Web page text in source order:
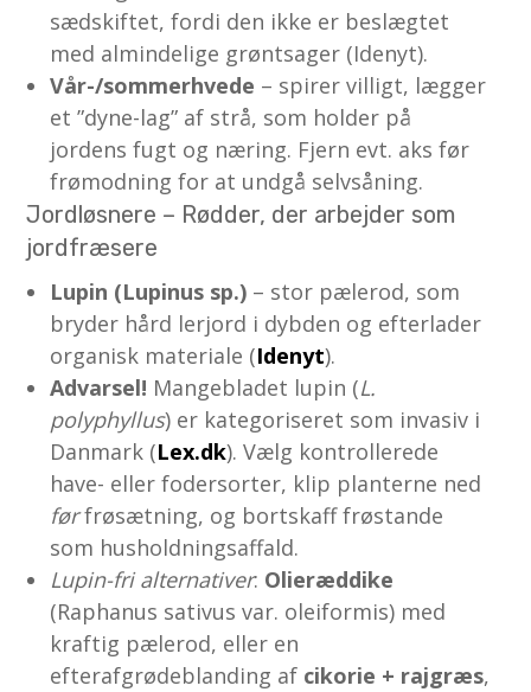
sædskiftet, fordi den ikke er beslægtet
med almindelige grøntsager (Idenyt).
Vår-/sommerhvede – spirer villigt, lægger
et ”dyne-lag” af strå, som holder på
jordens fugt og næring. Fjern evt. aks før
frømodning for at undgå selvsåning.
Jordløsnere – Rødder, der arbejder som
jordfræsere
Lupin (Lupinus sp.) – stor pælerod, som
bryder hård lerjord i dybden og efterlader
organisk materiale (Idenyt).
Advarsel! Mangebladet lupin (L.
polyphyllus) er kategoriseret som invasiv i
Danmark (Lex.dk). Vælg kontrollerede
have- eller foder­sorter, klip planterne ned
førfrøsætning, og bortskaff frøstande
som husholdningsaffald.
Lupin-fri alternativer: Olieræddike
(Raphanus sativus var. oleiformis) med
kraftig pælerod, eller en
efterafgrødeblanding af cikorie + rajgræs,